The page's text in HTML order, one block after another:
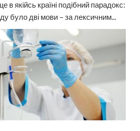
в якійсь країні подібний парадокс:
було дві мови – за лексичним...